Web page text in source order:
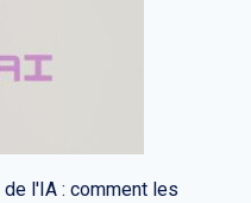
l'IA : comment les